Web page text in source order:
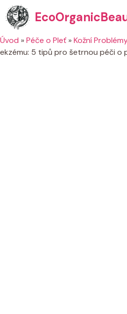
Přeskočit
na
obsah
Úvod »Péče o Pleť »Kožní
ekzému: 5 tipů pro šetrnou péči o